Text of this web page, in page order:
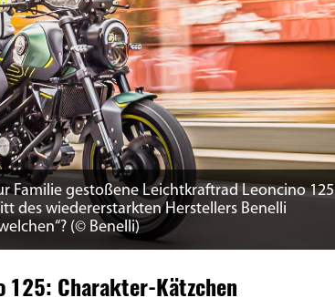
Familie gestoßene Leichtkraftrad Leoncino 125
des wiedererstarkten Herstellers Benelli
(© Benelli)
Charakter-Kätzchen